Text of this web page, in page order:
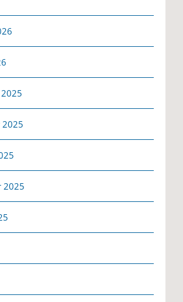
2025
2025